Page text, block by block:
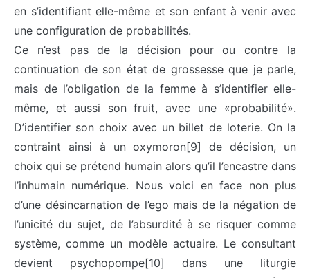
en s’identifiant elle-même et son enfant à venir avec
une configuration de probabilités.
Ce n’est pas de la décision pour ou contre la
continuation de son état de grossesse que je parle,
mais de l’obligation de la femme à s’identifier elle-
même, et aussi son fruit, avec une «probabilité».
D’identifier son choix avec un billet de loterie. On la
contraint ainsi à un oxymoron[9] de décision, un
choix qui se prétend humain alors qu’il l’encastre dans
l’inhumain numérique. Nous voici en face non plus
d’une désincarnation de l’ego mais de la négation de
l’unicité du sujet, de l’absurdité à se risquer comme
système, comme un modèle actuaire. Le consultant
devient psychopompe[10] dans une liturgie